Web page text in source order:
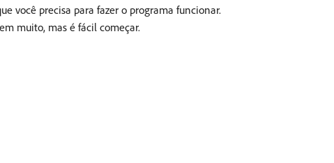
você precisa para fazer o programa funcionar.
muito, mas é fácil começar.